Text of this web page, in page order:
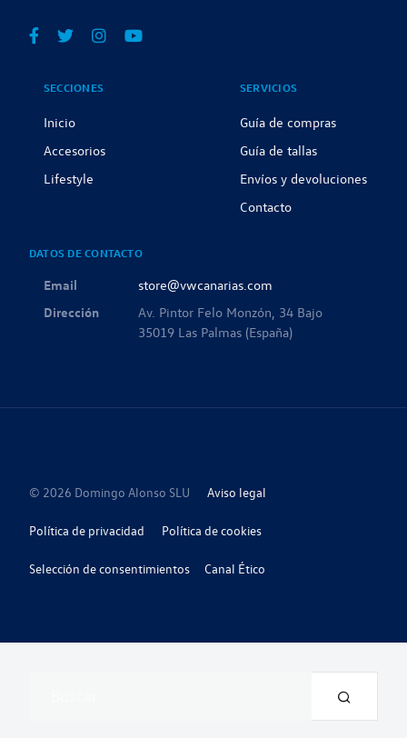
SECCIONES
Inicio
Accesorios
Lifestyle
SERVICIOS
Guía de compras
Guía de tallas
Envíos y devoluciones
Contacto
DATOS DE CONTACTO
Email
store@vwcanarias.com
Dirección
Av. Pintor Felo Monzón, 34 Bajo
35019 Las Palmas (España)
© 2026 Domingo Alonso SLU Aviso legal
Política de privacidad Política de cookies
Selección de consentimientos Canal Ético